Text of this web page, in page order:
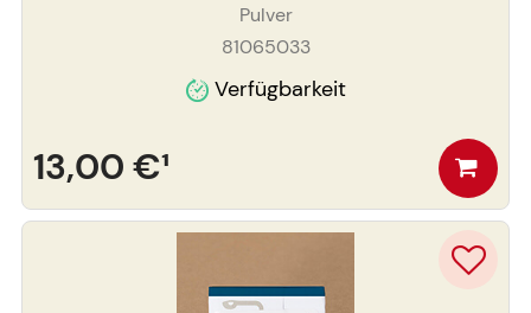
Pulver
81065033
Verfügbarkeit
13,00 €¹